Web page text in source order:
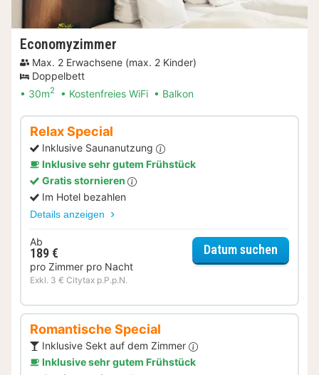
Economyzimmer
Max. 2 Erwachsene (max. 2 Kinder)
Doppelbett
30m2 Kostenfreies WiFi Balkon
Relax Special
Inklusive Saunanutzung
Inklusive sehr gutem Frühstück
Gratis stornieren
Im Hotel bezahlen
Details anzeigen
Ab
189 €
pro Zimmer pro Nacht
Exkl. 3 € Citytax p.P.p.N.
Datum suchen
Romantische Special
Inklusive Sekt auf dem Zimmer
Inklusive sehr gutem Frühstück